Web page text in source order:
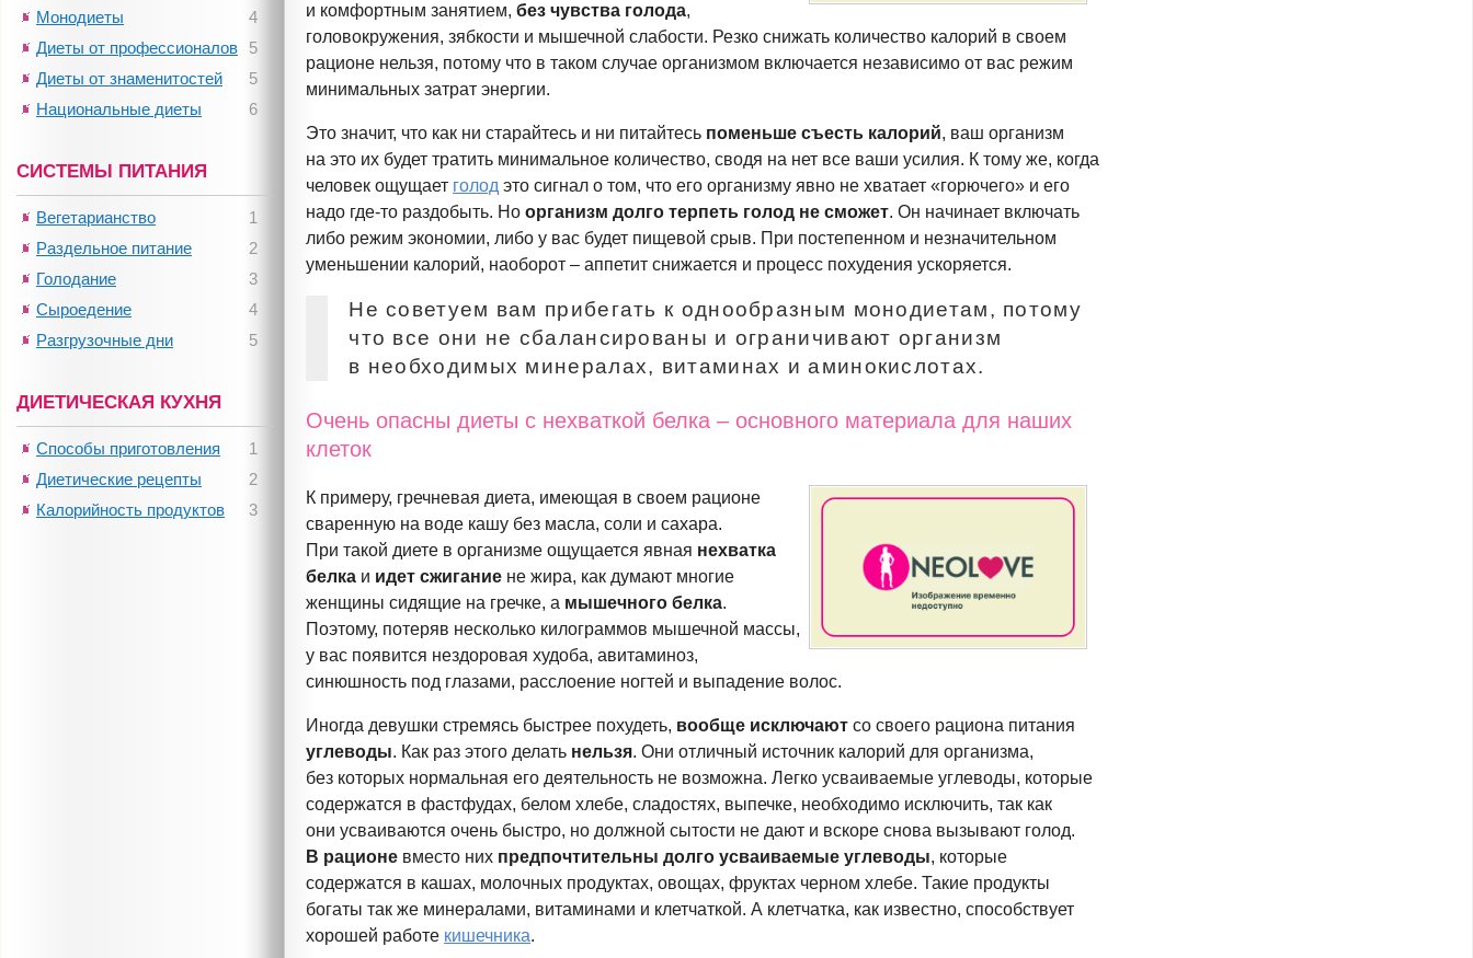
и комфортным занятием,без чувства голода,
головокружения, зябкости и мышечной слабости. Резко снижать количество калорий в своем
рационе нельзя, потому что в таком случае организмом включается независимо от вас режим
минимальных затрат энергии.
Это значит, что как ни старайтесь и ни питайтесь поменьше съесть калорий, ваш организм
на это их будет тратить минимальное количество, сводя на нет все ваши усилия. К тому же, когда
человек ощущает голод это сигнал о том, что его организму явно не хватает «горючего» и его
надо где-то раздобыть. Ноорганизм долго терпеть голод не сможет. Он начинает включать
либо режим экономии, либо у вас будет пищевой срыв. При постепенном и незначительном
уменьшении калорий, наоборот – аппетит снижается и процесс похудения ускоряется.
Не советуем вам прибегать к однообразным монодиетам, потому
что все они не сбалансированы и ограничивают организм
в необходимых минералах, витаминах и аминокислотах.
Очень опасны диеты с нехваткой белка – основного материала для наших
клеток
К примеру, гречневая диета, имеющая в своем рационе
сваренную на воде кашу без масла, соли и сахара.
При такой диете в организме ощущается явная нехватка
белка и идет сжигание не жира, как думают многие
женщины сидящие на гречке, а мышечного белка.
Поэтому, потеряв несколько килограммов мышечной массы,
у вас появится нездоровая худоба, авитаминоз,
синюшность под глазами, расслоение ногтей и выпадение волос.
Иногда девушки стремясь быстрее похудеть, вообще исключают со своего рациона питания
углеводы. Как раз этого делать нельзя. Они отличный источник калорий для организма,
без которых нормальная его деятельность не возможна. Легко усваиваемые углеводы, которые
содержатся в фастфудах, белом хлебе, сладостях, выпечке, необходимо исключить, так как
они усваиваются очень быстро, но должной сытости не дают и вскоре снова вызывают голод.
В рационе вместо них предпочтительны долго усваиваемые углеводы, которые
содержатся в кашах, молочных продуктах, овощах, фруктах черном хлебе. Такие продукты
богаты так же минералами, витаминами и клетчаткой. А клетчатка, как известно, способствует
хорошей работе кишечника.
4
Монодиеты
5
Диеты от профессионалов
5
Диеты от знаменитостей
6
Национальные диеты
СИСТЕМЫ ПИТАНИЯ
1
Вегетарианство
2
Раздельное питание
3
Голодание
4
Сыроедение
5
Разгрузочные дни
ДИЕТИЧЕСКАЯ КУХНЯ
1
Способы приготовления
2
Диетические рецепты
3
Калорийность продуктов